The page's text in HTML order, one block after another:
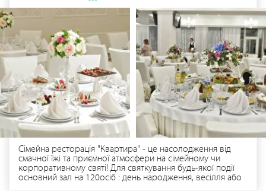
музику для Вашого свята та різноманітні шоу-програми.
Ласкаво просимо у світ чудового відпочинку та гарного
святкування «Скіфії».
Сімейна ресторація "Квартира" - це насолодження від
смачної їжі та приємної атмосфери на сімейному чи
корпоративному святі! Для святкування будь-якої події
основний зал на 120осіб : день народження, весілля або